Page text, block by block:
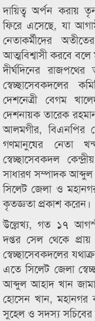
দায়িত্ব অর্পন করায়
ফিরে এসেছে, যা
নেতাকর্মীদের
আত্মবিশ্বাসী করবে
দীর্ঘদিনের
স্বেচ্ছাসেবকদলের
দেশনেত্রী বেগম
দেশনায়ক তারেক
আলমগীর, বিএনপির
গণমানুষের নেতা
স্বেচ্ছাসেবকদল
সাধারণ সম্পাদক
সিলেট জেলা ও
কৃতজ্ঞতা প্রকাশ করেন।
উল্লেখ্য, গত ১৭ আগস্ট
দপ্তর সেল থেকে
স্বেচ্ছাসেবকদলের
এতে সিলেট জেলা
আব্দুল আহাদ খান
হোসেন খান, মহানগর
সুহেল ও সদস্য